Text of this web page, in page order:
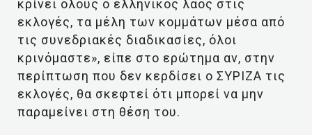
κρίνει όλους ο ελληνικός λαός στις
εκλογές, τα μέλη των κομμάτων μέσα από
τις συνεδριακές διαδικασίες, όλοι
κρινόμαστε», είπε στο ερώτημα αν, στην
περίπτωση που δεν κερδίσει ο ΣΥΡΙΖΑ τις
εκλογές, θα σκεφτεί ότι μπορεί να μην
παραμείνει στη θέση του.